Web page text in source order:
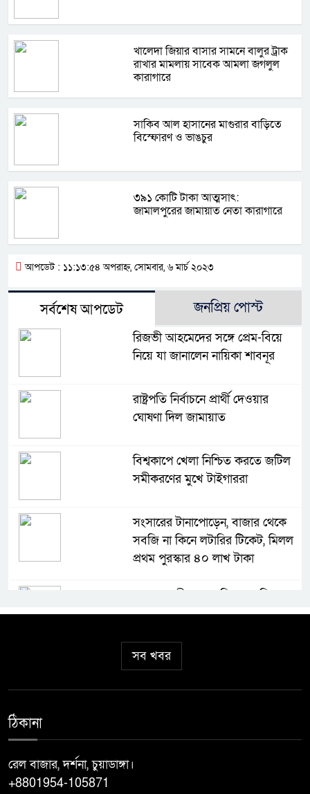
খালেদা জিয়ার বাসার সামনে বালুর ট্রাক
রাখার মামলায় সাবেক আমলা জগলুল
কারাগারে
সাকিব আল হাসানের মাগুরার বাড়িতে
বিস্ফোরণ ও ভাঙচুর
৩৯১ কোটি টাকা আত্মসাৎ:
জামালপুরের জামায়াত নেতা কারাগারে
আপডেট : ১১:১৩:৫৪ অপরাহ্ন, সোমবার, ৬ মার্চ ২০২৩
সর্বশেষ আপডেট জনপ্রিয় পোস্ট
রিজভী আহমেদের সঙ্গে প্রেম-বিয়ে
নিয়ে যা জানালেন নায়িকা শাবনূর
রাষ্ট্রপতি নির্বাচনে প্রার্থী দেওয়ার
ঘোষণা দিল জামায়াত
বিশ্বকাপে খেলা নিশ্চিত করতে জটিল
সমীকরণের মুখে টাইগাররা
সংসারের টানাপোড়েন, বাজার থেকে
সবজি না কিনে লটারির টিকেট, মিলল
প্রথম পুরস্কার ৪০ লাখ টাকা
মহেশপুর সীমান্তে অভিযান চালিয়ে
আসামীবিহীন ভারতীয় মদ, গাঁজা ও
ঝিনাইদহে তৈরি হচ্ছে দেশের প্রথম
ধাপের ‘স্পোর্টস ভিলেজ’ ক্রীড়া মন্ত্রী
কেশবপুরে হরিহর নদে গোসলে নেমে
নিখোঁজ বৃদ্ধের মরদেহ উদ্ধার
সব খবর
ঠিকানা
রেল বাজার, দর্শনা, চুয়াডাঙ্গা।
+8801954-105871